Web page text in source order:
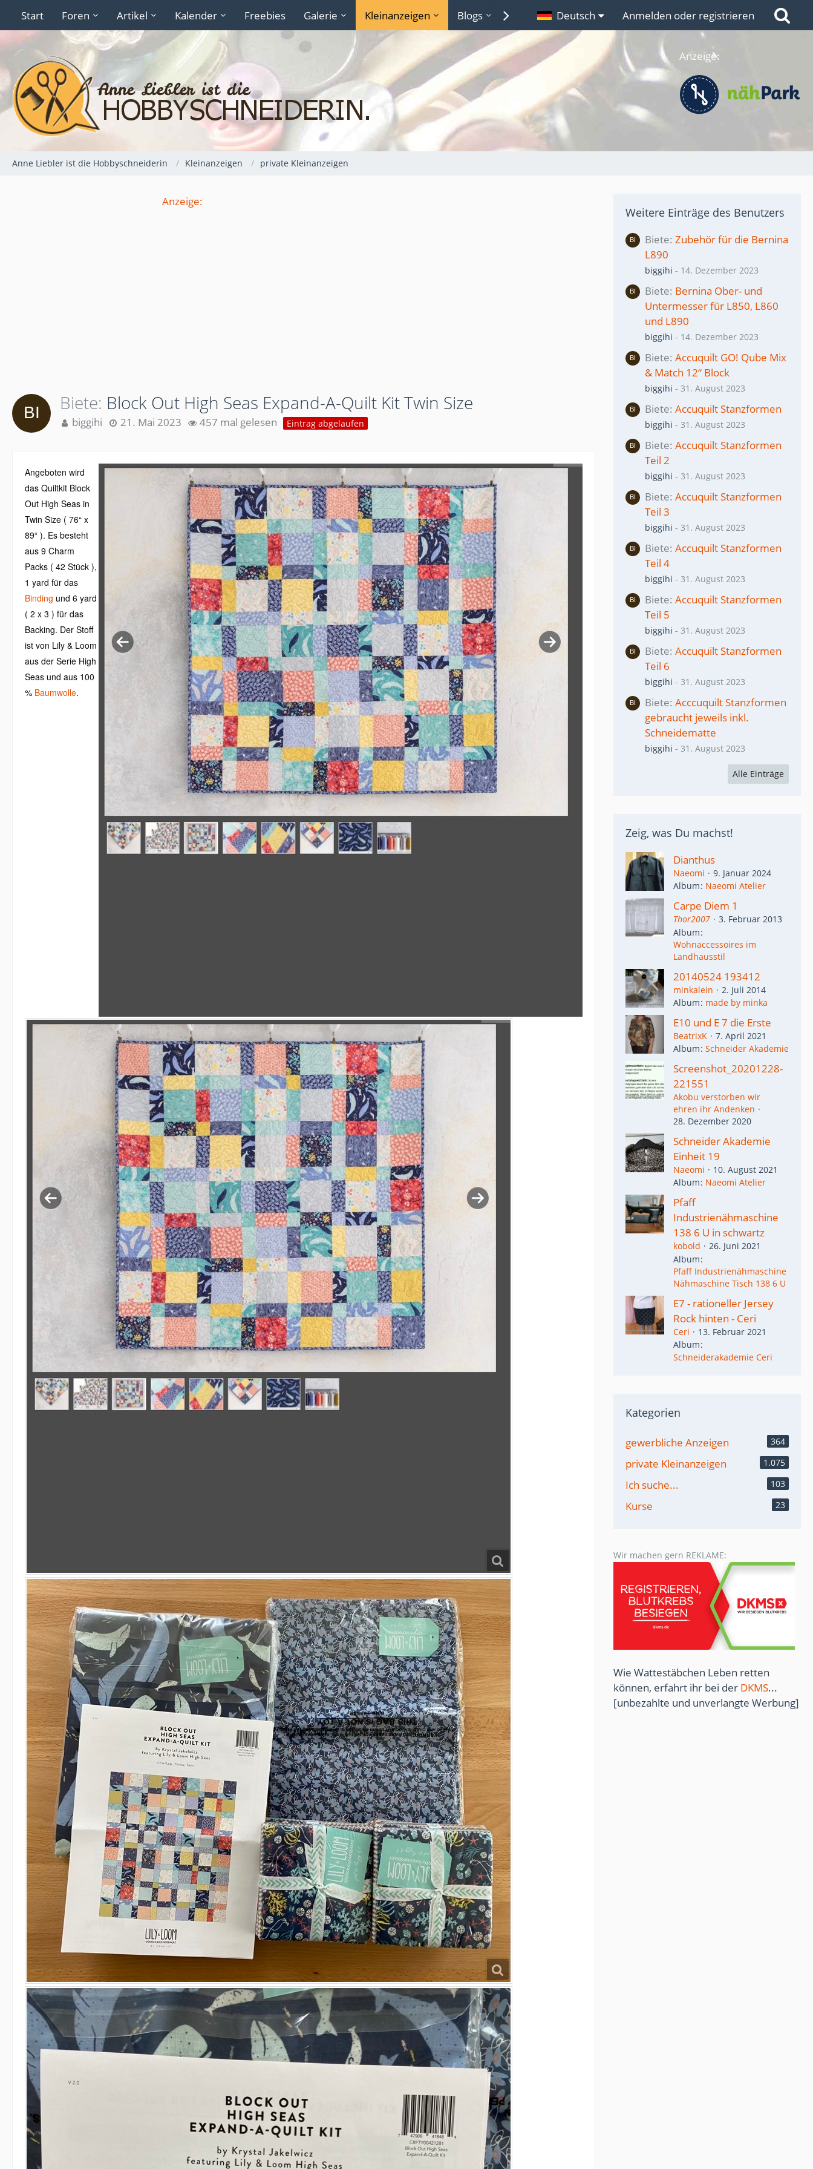
Start Foren Artikel Kalender Freebies Galerie Kleinanzeigen Blogs Lexikon Links
Deutsch Anmelden oder registrieren
Anzeige:
Anne Liebler ist die Hobbyschneiderin Kleinanzeigen private Kleinanzeigen
Anzeige:
Biete Block Out High Seas Expand-A-Quilt Kit Twin Size
biggihi 21. Mai 2023 457 mal gelesen Eintrag abgelaufen
Angeboten wird
das Quiltkit Block
Out High Seas in
Twin Size ( 76“ x
89“ ). Es besteht
aus 9 Charm
Packs ( 42 Stück ),
1 yard für das
Binding und 6 yard
( 2 x 3 ) für das
Backing. Der Stoff
ist von Lily & Loom
aus der Serie High
Seas und aus 100
% Baumwolle.
Weitere Einträge des Benutzers
Biete Zubehör für die Bernina
L890
biggihi - 14. Dezember 2023
Biete Bernina Ober- und
Untermesser für L850, L860
und L890
biggihi - 14. Dezember 2023
Biete Accuquilt GO! Qube Mix
& Match 12“ Block
biggihi - 31. August 2023
Biete Accuquilt Stanzformen
biggihi - 31. August 2023
Biete Accuquilt Stanzformen
Teil 2
biggihi - 31. August 2023
Biete Accuquilt Stanzformen
Teil 3
biggihi - 31. August 2023
Biete Accuquilt Stanzformen
Teil 4
biggihi - 31. August 2023
Biete Accuquilt Stanzformen
Teil 5
biggihi - 31. August 2023
Biete Accuquilt Stanzformen
Teil 6
biggihi - 31. August 2023
Biete Acccuquilt Stanzformen
gebraucht jeweils inkl.
Schneidematte
biggihi - 31. August 2023
Alle Einträge
Zeig, was Du machst!
Dianthus
Naeomi
9. Januar 2024
Album Naeomi Atelier
Carpe Diem 1
Thor2007
3. Februar 2013
Album
Wohnaccessoires im
Landhausstil
20140524 193412
minkalein
2. Juli 2014
Album made by minka
E10 und E 7 die Erste
BeatrixK
7. April 2021
Album Schneider Akademie
Screenshot_20201228-
221551
Akobu verstorben wir
ehren ihr Andenken
28. Dezember 2020
Schneider Akademie
Einheit 19
Naeomi
10. August 2021
Album Naeomi Atelier
Pfaff
Industrienähmaschine
138 6 U in schwartz
kobold
26. Juni 2021
Album
Pfaff Industrienähmaschine
Nähmaschine Tisch 138 6 U
E7 - rationeller Jersey
Rock hinten - Ceri
Ceri
13. Februar 2021
Album
Schneiderakademie Ceri
Kategorien
gewerbliche Anzeigen 364
private Kleinanzeigen 1.075
Ich suche... 103
Kurse 23
Wir machen gern REKLAME:
Wie Wattestäbchen Leben retten
können, erfahrt ihr bei der DKMS...
[unbezahlte und unverlangte Werbung]